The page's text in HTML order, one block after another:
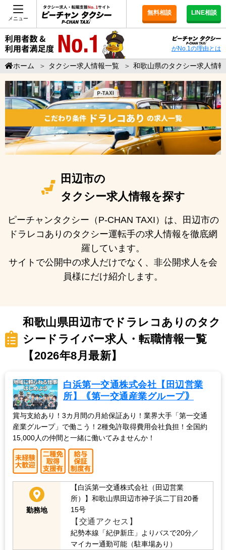
メニュー
無料相談 LINE相談
がNo.1の理由とは
ホーム ＞ タクシー求人情報一覧 ＞ 和歌山県のタクシー求人情報
田辺市の
タクシー求人情報を探す
ピーチャンタクシー（P-CHAN TAXI）は、田辺市の
ドラレコありのタクシー運転手の求人情報を徹底網
羅しています。
サイトで公開中の求人だけでなく、非公開求人を会
員様にだけ紹介します。
和歌山県田辺市でドラレコありのタク
シードライバー求人・転職情報一覧
【2026年8月最新】
白浜第一交通株式会社【田辺営業
所】｟第一交通産業グループ｠
賞与支給あり！3カ月間の月給保証あり！業界大手「第一交通
産業グループ」で働こう！2種免許取得費用会社負担！全国約
15,000人の仲間と一緒に働いてみませんか！
勤務地
【白浜第一交通株式会社（田辺営業
所）】和歌山県田辺市神子浜二丁目20番
15号
【交通アクセス】
紀勢本線「紀伊新庄」よりバスで20分／
マイカー通勤可能（駐車場あり）